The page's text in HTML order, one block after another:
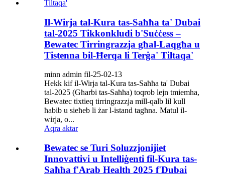
Il-Wirja tal-Kura tas-Saħħa ta' Dubai
tal-2025 Tikkonkludi b'Suċċess –
Bewatec Tirringrazzja għal-Laqgħa u
Tistenna bil-Ħerqa li Terġa' Tiltaqa'
minn admin fil-25-02-13
Hekk kif il-Wirja tal-Kura tas-Saħħa ta' Dubai
tal-2025 (Għarbi tas-Saħħa) toqrob lejn tmiemha,
Bewatec tixtieq tirringrazzja mill-qalb lil kull
ħabib u sieħeb li żar l-istand tagħna. Matul il-
wirja, o...
Aqra aktar
Bewatec se Turi Soluzzjonijiet
Innovattivi u Intelliġenti fil-Kura tas-
Saħħa f'Arab Health 2025 f'Dubai